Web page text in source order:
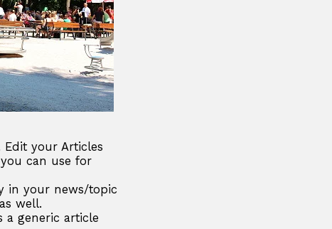
your Articles
can use for
in your news/topic
well.
a generic article